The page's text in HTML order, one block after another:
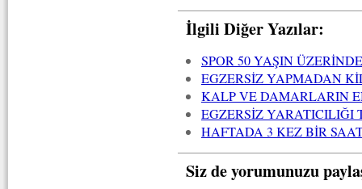
İlgili Diğer Yazılar:
SPOR 50 YAŞIN
EGZERSİZ YAPMADAN
KALP VE DAMARLARIN
EGZERSİZ YARATICILIĞI
HAFTADA 3 KEZ BİR
Siz de yorumunuzu